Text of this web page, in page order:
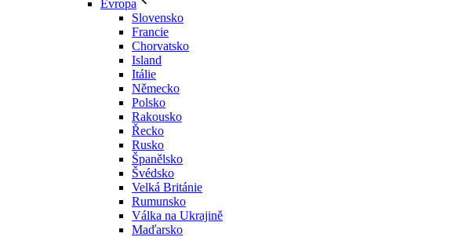
Evropa
Slovensko
Francie
Chorvatsko
Island
Itálie
Německo
Polsko
Rakousko
Řecko
Rusko
Španělsko
Švédsko
Velká Británie
Rumunsko
Válka na Ukrajině
Maďarsko